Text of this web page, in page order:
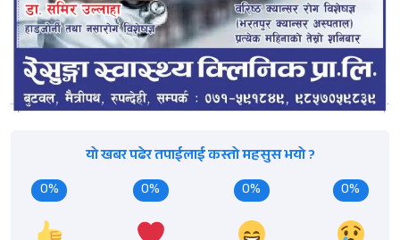
यो खबर पढेर तपाईलाई कस्तो महसुस भयो ?
0%
0% 0% 0%